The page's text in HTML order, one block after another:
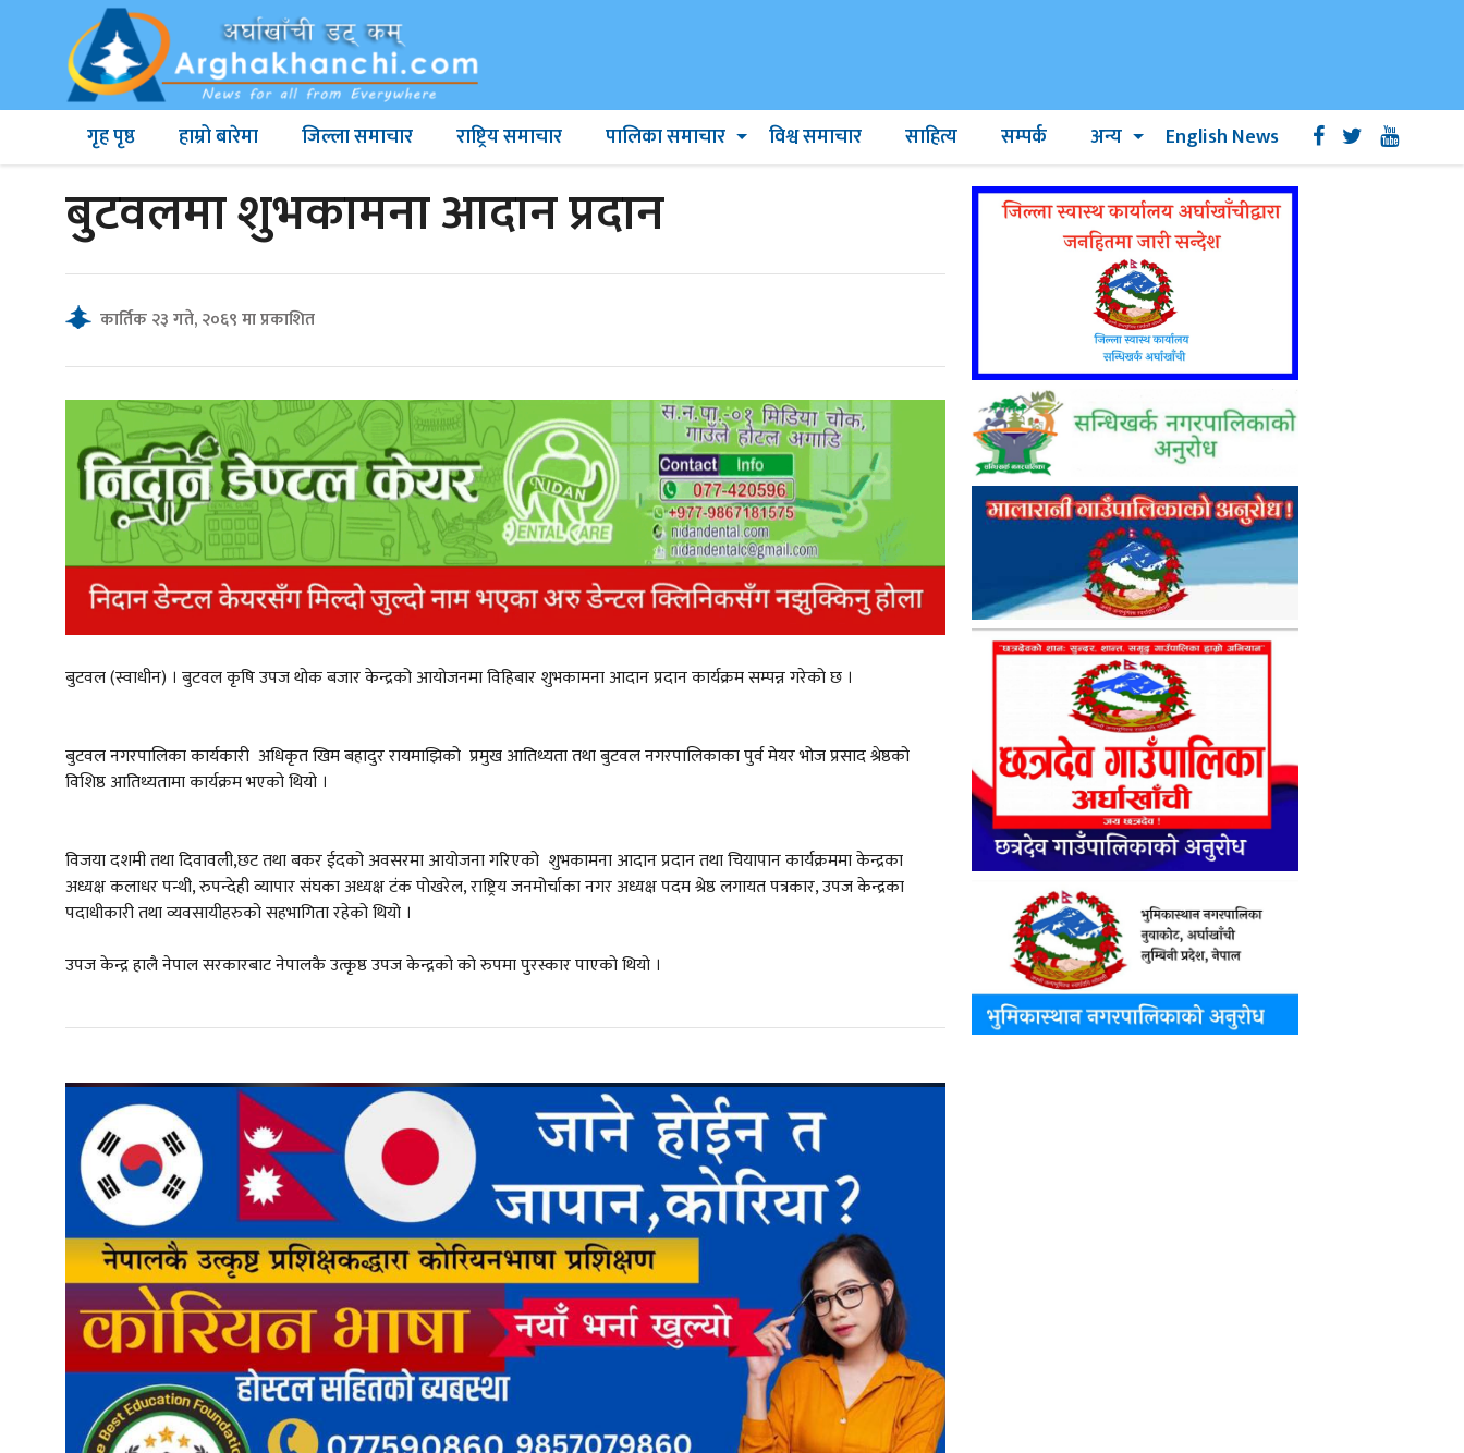
गृह पृष्ठ हाम्रो बारेमा जिल्ला समाचार राष्ट्रिय समाचार पालिका समाचार विश्व समाचार साहित्य सम्पर्क अन्य English News
बुटवलमा शुभकामना आदान प्रदान
कार्तिक २३ गते, २०६९ मा प्रकाशित
बुटवल (स्वाधीन) । बुटवल कृषि उपज थोक बजार केन्द्रको आयोजनमा विहिबार शुभकामना आदान प्रदान कार्यक्रम सम्पन्न गरेको छ ।
बुटवल नगरपालिका कार्यकारी अधिकृत खिम बहादुर रायमाझिको प्रमुख आतिथ्यता तथा बुटवल नगरपालिकाका पुर्व मेयर भोज प्रसाद श्रेष्ठको
विशिष्ठ आतिथ्यतामा कार्यक्रम भएको थियो ।
विजया दशमी तथा दिवावली,छट तथा बकर ईदको अवसरमा आयोजना गरिएको शुभकामना आदान प्रदान तथा चियापान कार्यक्रममा केन्द्रका
अध्यक्ष कलाधर पन्थी, रुपन्देही व्यापार संघका अध्यक्ष टंक पोखरेल, राष्ट्रिय जनमोर्चाका नगर अध्यक्ष पदम श्रेष्ठ लगायत पत्रकार, उपज केन्द्रका
पदाधीकारी तथा व्यवसायीहरुको सहभागिता रहेको थियो ।
उपज केन्द्र हालै नेपाल सरकारबाट नेपालकै उत्कृष्ठ उपज केन्द्रको को रुपमा पुरस्कार पाएको थियो ।